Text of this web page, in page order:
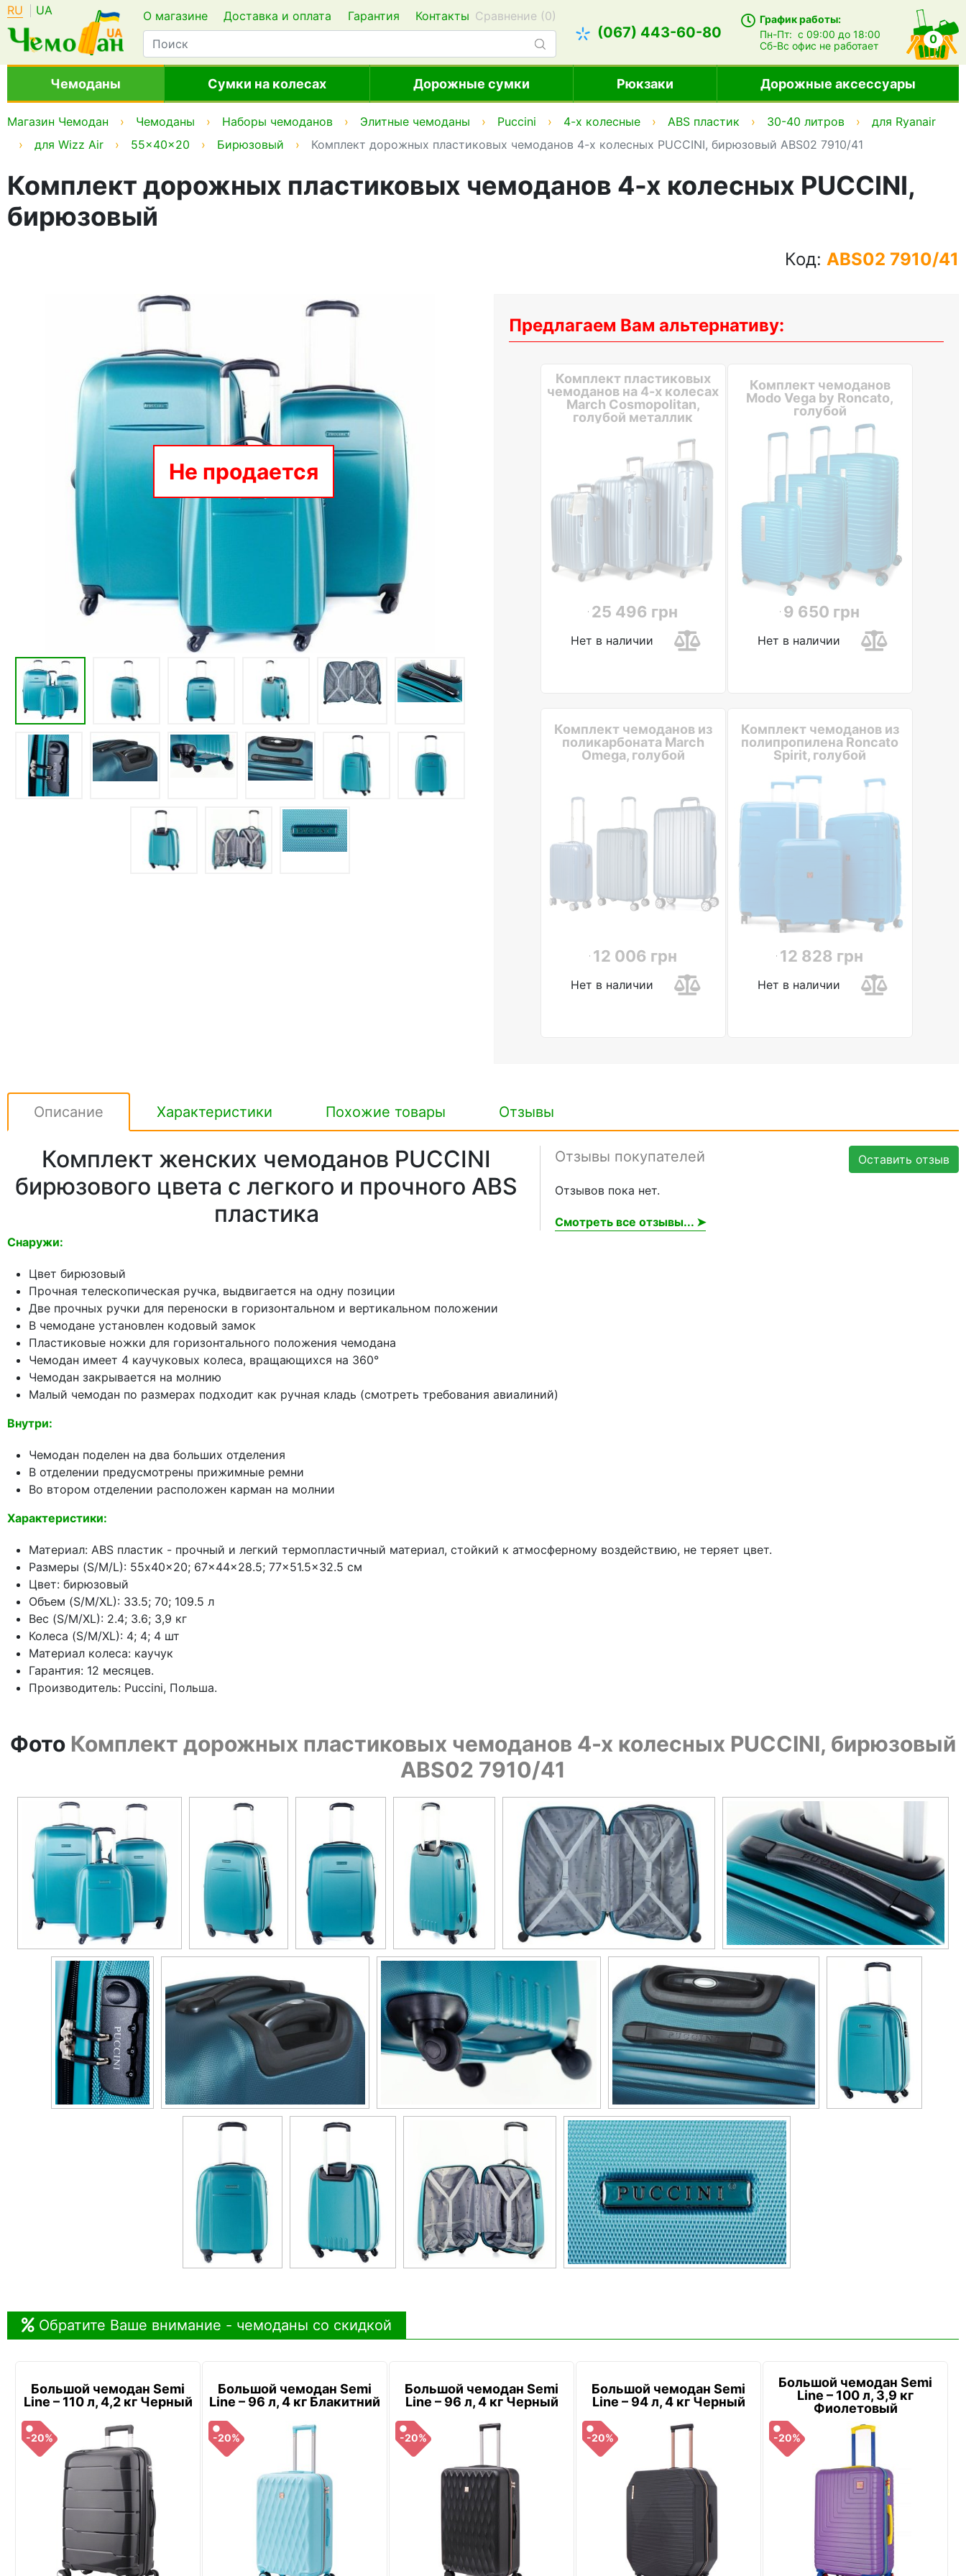
RU UA О магазине Доставка и оплата Гарантия Контакты Сравнение (0)
(067) 443-60-80
График работы:
Пн-Пт:с 09:00 до 18:00
Сб-Всофис не работает 0
Чемоданы Сумки на колесах Дорожные сумки Рюкзаки Дорожные аксессуары
Магазин Чемодан Чемоданы Наборы чемоданов Элитные чемоданы Puccini 4-х колесные ABS пластик 30-40 литров
для Ryanair
для Wizz Air
55x40x20 Бирюзовый Комплект дорожных пластиковых чемоданов 4-х колесных PUCCINI, бирюзовый ABS02 7910/41
Комплект дорожных пластиковых чемоданов 4-х колесных PUCCINI,
бирюзовый
Код: ABS02 7910/41
Не продается
Предлагаем Вам альтернативу:
Комплект пластиковых
чемоданов на 4-х колесах
March Cosmopolitan,
голубой металлик
25 496 грн
Нет в наличии
Комплект чемоданов
Modo Vega by Roncato,
голубой
9 650 грн
Нет в наличии
Комплект чемоданов из
поликарбоната March
Omega, голубой
12 006 грн
Нет в наличии
Комплект чемоданов из
полипропилена Roncato
Spirit, голубой
12 828 грн
Нет в наличии
Описание Характеристики Похожие товары Отзывы
Оставить отзыв
Отзывы покупателей
Отзывов пока нет.
Смотреть все отзывы... ➤
Комплект женских чемоданов PUCCINI
бирюзового цвета с легкого и прочного ABS
пластика
Снаружи:
Цвет бирюзовый
Прочная телескопическая ручка, выдвигается на одну позиции
Две прочных ручки для переноски в горизонтальном и вертикальном положении
В чемодане установлен кодовый замок
Пластиковые ножки для горизонтального положения чемодана
Чемодан имеет 4 каучуковых колеса, вращающихся на 360°
Чемодан закрывается на молнию
Малый чемодан по размерах подходит как ручная кладь (смотреть требования авиалиний)
Внутри:
Чемодан поделен на два больших отделения
В отделении предусмотрены прижимные ремни
Во втором отделении расположен карман на молнии
Характеристики:
Материал: ABS пластик - прочный и легкий термопластичный материал, стойкий к атмосферному воздействию, не теряет цвет.
Размеры (S/M/L): 55x40x20; 67x44x28.5; 77x51.5x32.5 см
Цвет: бирюзовый
Объем (S/M/XL): 33.5; 70; 109.5 л
Вес (S/M/XL): 2.4; 3.6; 3,9 кг
Колеса (S/M/XL): 4; 4; 4 шт
Материал колеса: каучук
Гарантия: 12 месяцев.
Производитель: Puccini, Польша.
Фото Комплект дорожных пластиковых чемоданов 4-х колесных PUCCINI, бирюзовый
ABS02 7910/41
Обратите Ваше внимание - чемоданы со скидкой
Большой чемодан Semi
Line – 110 л, 4,2 кг Черный
-20%
Большой чемодан Semi
Line – 96 л, 4 кг Блакитний
-20%
Большой чемодан Semi
Line – 96 л, 4 кг Черный
-20%
Большой чемодан Semi
Line – 94 л, 4 кг Черный
-20%
Большой чемодан Semi
Line – 100 л, 3,9 кг
Фиолетовый
-20%